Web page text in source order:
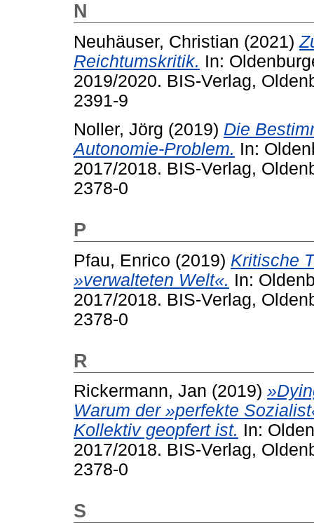
N
Neuhäuser, Christian (2021)
Reichtumskritik. In:
2019/2020. BIS-Verlag,
2391-9
Noller, Jörg (2019) Die
Autonomie-Problem. In:
2017/2018. BIS-Verlag,
2378-0
P
Pfau, Enrico (2019) Kritische
»verwalteten Welt«. In:
2017/2018. BIS-Verlag,
2378-0
R
Rickermann, Jan (2019)
Warum der »perfekte
Kollektiv geopfert ist. In:
2017/2018. BIS-Verlag,
2378-0
S